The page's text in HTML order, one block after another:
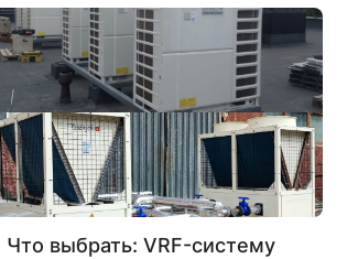
Что выбрать: VRF-систему